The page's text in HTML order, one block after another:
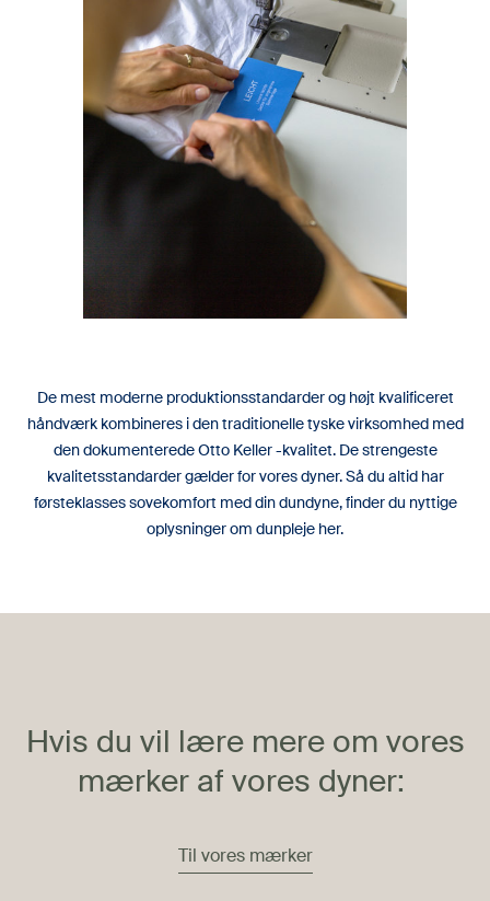
De mest moderne produktionsstandarder og højt kvalificeret
håndværk kombineres i den traditionelle tyske virksomhed med
den dokumenterede Otto Keller -kvalitet. De strengeste
kvalitetsstandarder gælder for vores dyner. Så du altid har
førsteklasses sovekomfort med din dundyne, finder du nyttige
oplysninger om dunpleje her.
Hvis du vil lære mere om vores
mærker af vores dyner:
Til vores mærker